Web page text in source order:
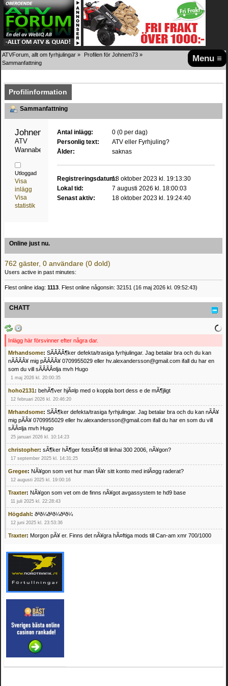
Menu ≡
ATVForum, allt om fyrhjulingar » Profilen för Johnem73 »
Sammanfattning
Profilinformation
Sammanfattning
ATV
Wannabe
Utloggad
Visa
inlägg
Visa
statistik
Antal inlägg:
0 (0 per dag)
Personlig text:
ATV eller Fyrhjuling?
Ålder:
saknas
Registreringsdatum:18 oktober 2023 kl. 19:13:30
Lokal tid:
7 augusti 2026 kl. 18:00:03
Senast aktiv:
18 oktober 2023 kl. 19:24:40
Online just nu.
762 gäster, 0 användare (0 dold)
Users active in past minutes:
Flest online idag: 1113 . Flest online någonsin: 32151 (16 maj 2026 kl. 09:52:43)
CHATT
Inlägg här försvinner efter några dar.
Mrhandsome: SÃÂÃÂ¶ker defekta/trasiga fyrhjulingar. Jag betalar bra och du kan
nÃÂÃÂ¥ mig pÃÂÃÂ¥ 0709955029 eller hv.alexandersson@gmail.com ifall du har en
som du vill sÃÂÃÂ¤lja mvh Hugo
1 maj 2026 kl. 20:00:35
hoho2131: behÃ¶ver hjÃ¤lp med o koppla bort dess e de mÃ¶jligt
12 februari 2026 kl. 20:46:20
Mrhandsome: SÃÂ¶ker defekta/trasiga fyrhjulingar. Jag betalar bra och du kan nÃÂ¥
mig pÃÂ¥ 0709955029 eller hv.alexandersson@gmail.com ifall du har en som du vill
sÃÂ¤lja mvh Hugo
25 januari 2026 kl. 10:14:23
christopher: sÃ¶ker hÃ¶ger fotstÃ¶d till linhai 300 2006, nÃ¥gon?
17 september 2025 kl. 14:31:25
Gregee: NÃ¥gon som vet hur man fÃ¥r sitt konto med inlÃ¤gg raderat?
12 augusti 2025 kl. 19:00:16
Traxter: NÃ¥gon som vet om de finns nÃ¥got avgassystem te hd9 base
11 juli 2025 kl. 22:28:43
Högdahl: ðªð¼ðªð¼ðªð¼
12 juni 2025 kl. 23:53:36
Traxter: Morgon pÃ¥ er. Finns det nÃ¥gra hÃ¤ftiga mods till Can-am xmr 700/1000
Mrhandsome:SÃ¶ker defekta/trasiga fyrhjulingar. Jag betalar bra och du kan nÃ¥ mig
pÃ¥ 0709955029 eller hv.alexandersson@gmail.com ifall du har en som du vill sÃ¤lja
mvh Hugo
21 februari 2025 kl. 09:25:52
Oscar5:NÃ¥gon som vet vad man kan begÃ¤ra fÃ¶r en Honda TRX 350 FE 2005
4 februari 2025 kl. 19:20:50
Oscar5:44
4 februari 2025 kl. 19:15:36
Greger59:NÃ¤gon som vet har en Cetek 500 EFI
15 januari 2025 kl. 23:49:44
Mrhandsome:SÃÂ¶ker defekta/trasiga fyrhjulingar. Jag betalar bra och du kan nÃÂ¥